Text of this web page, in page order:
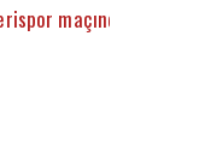
maçında